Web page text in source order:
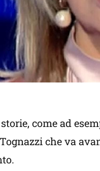
come ad
che va